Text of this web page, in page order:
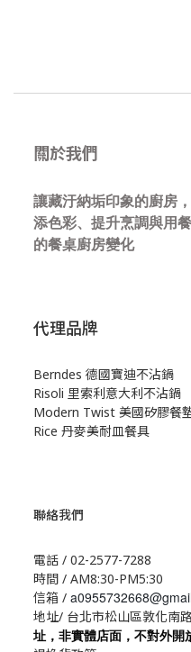
關於我們
讓藏汙納垢印象的廚房
添色彩、提升烹調與用
的餐桌廚房變化
代理品牌
Berndes 德國寶迪不沾鍋
Risoli 里索利意大利不沾鍋
Modern Twist 美國矽膠餐
Rice 丹麥美耐皿餐具
聯絡我們
電話 / 02-2577-7288
時間 / AM8:30-PM5:30
信箱 /
地址/ 台北市松山區敦化南
址，非實體店面，不對外開